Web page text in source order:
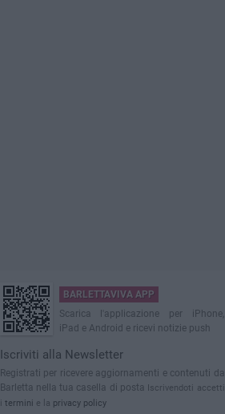
BARLETTAVIVA APP
Scarica l'applicazione per iPhone,
iPad e Android e ricevi notizie push
Iscriviti alla Newsletter
Registrati per ricevere aggiornamenti e contenuti da
Barletta nella tua casella di posta
Iscrivendoti accetti
i termini e la privacy policy